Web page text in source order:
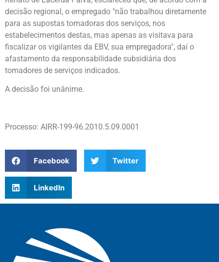
decisão regional, o empregado "não trabalhou diretamente
para as supostas tomadoras dos serviços, nos
estabelecimentos destas, mas apenas as visitava para
fiscalizar os vigilantes da EBV, sua empregadora", daí o
afastamento da responsabilidade subsidiária dos
tomadores de serviços indicados.
A decisão foi unânime.
Processo: AIRR-199-96.2010.5.09.0001
Facebook Twitter
LinkedIn